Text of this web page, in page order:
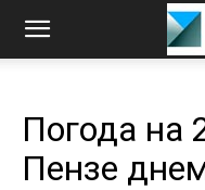
Погода на
Пензе